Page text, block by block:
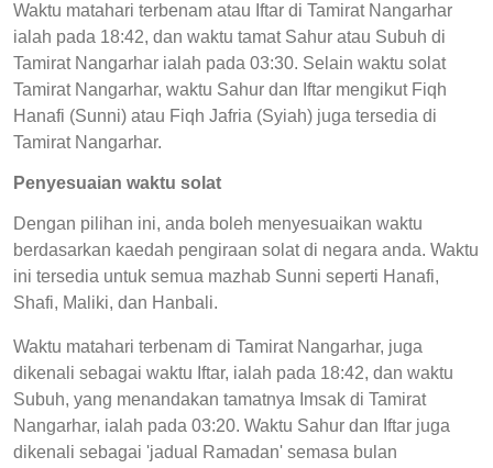
Waktu matahari terbenam atau Iftar di Tamirat Nangarhar
ialah pada 18:42, dan waktu tamat Sahur atau Subuh di
Tamirat Nangarhar ialah pada 03:30. Selain waktu solat
Tamirat Nangarhar, waktu Sahur dan Iftar mengikut Fiqh
Hanafi (Sunni) atau Fiqh Jafria (Syiah) juga tersedia di
Tamirat Nangarhar.
Penyesuaian waktu solat
Dengan pilihan ini, anda boleh menyesuaikan waktu
berdasarkan kaedah pengiraan solat di negara anda. Waktu
ini tersedia untuk semua mazhab Sunni seperti Hanafi,
Shafi, Maliki, dan Hanbali.
Waktu matahari terbenam di Tamirat Nangarhar, juga
dikenali sebagai waktu Iftar, ialah pada 18:42, dan waktu
Subuh, yang menandakan tamatnya Imsak di Tamirat
Nangarhar, ialah pada 03:20. Waktu Sahur dan Iftar juga
dikenali sebagai 'jadual Ramadan' semasa bulan